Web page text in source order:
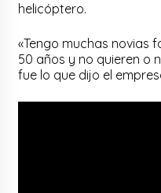
helicóptero.
«Tengo muchas novias
50 años y no quieren o
fue lo que dijo el